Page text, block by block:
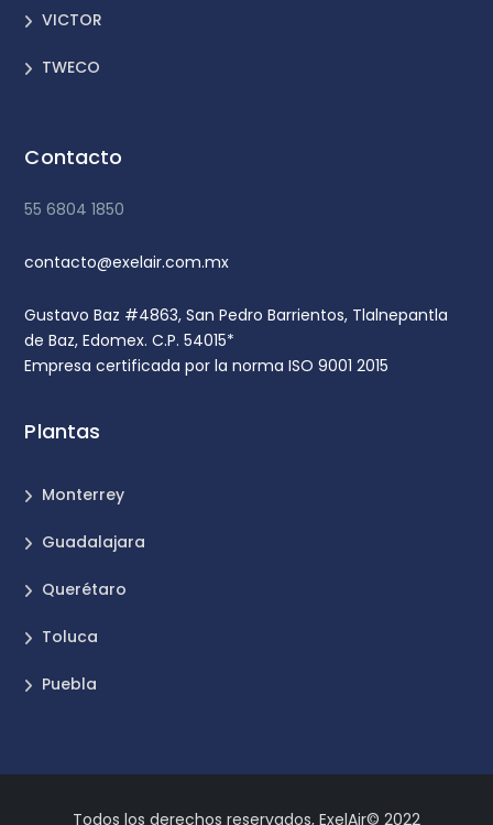
VICTOR
TWECO
Contacto
55 6804 1850
contacto@exelair.com.mx
Gustavo Baz #4863, San Pedro Barrientos, Tlalnepantla
de Baz, Edomex. C.P. 54015*
Empresa certificada por la norma ISO 9001 2015
Plantas
Monterrey
Guadalajara
Querétaro
Toluca
Puebla
Todos los derechos reservados, ExelAir© 2022